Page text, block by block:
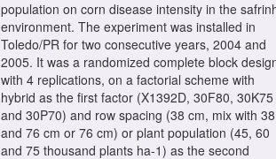
population on corn disease intensity in the
environment. The experiment was installed in
Toledo/PR for two consecutive years, 2004 and
2005. It was a randomized complete block
with 4 replications, on a factorial scheme with
hybrid as the first factor (X1392D, 30F80, 30K75
and 30P70) and row spacing (38 cm, mix with 38
and 76 cm or 76 cm) or plant population (45, 60
and 75 thousand plants ha-1) as the second